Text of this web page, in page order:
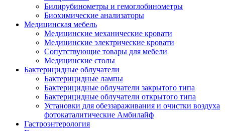
Билирубинометры и гемоглобинометры
Биохимические анализаторы
Медицинская мебель
Медицинские механические кровати
Медицинские электрические кровати
Сопутствующие товары для мебели
Медицинские столы
Бактерицидные облучатели
Бактерицидные лампы
Бактерицидные облучатели закрытого типа
Бактерицидные облучатели открытого типа
Установки для обеззараживания и очистки воздуха
фотокаталитические Амбилайф
Гастроэнтерология